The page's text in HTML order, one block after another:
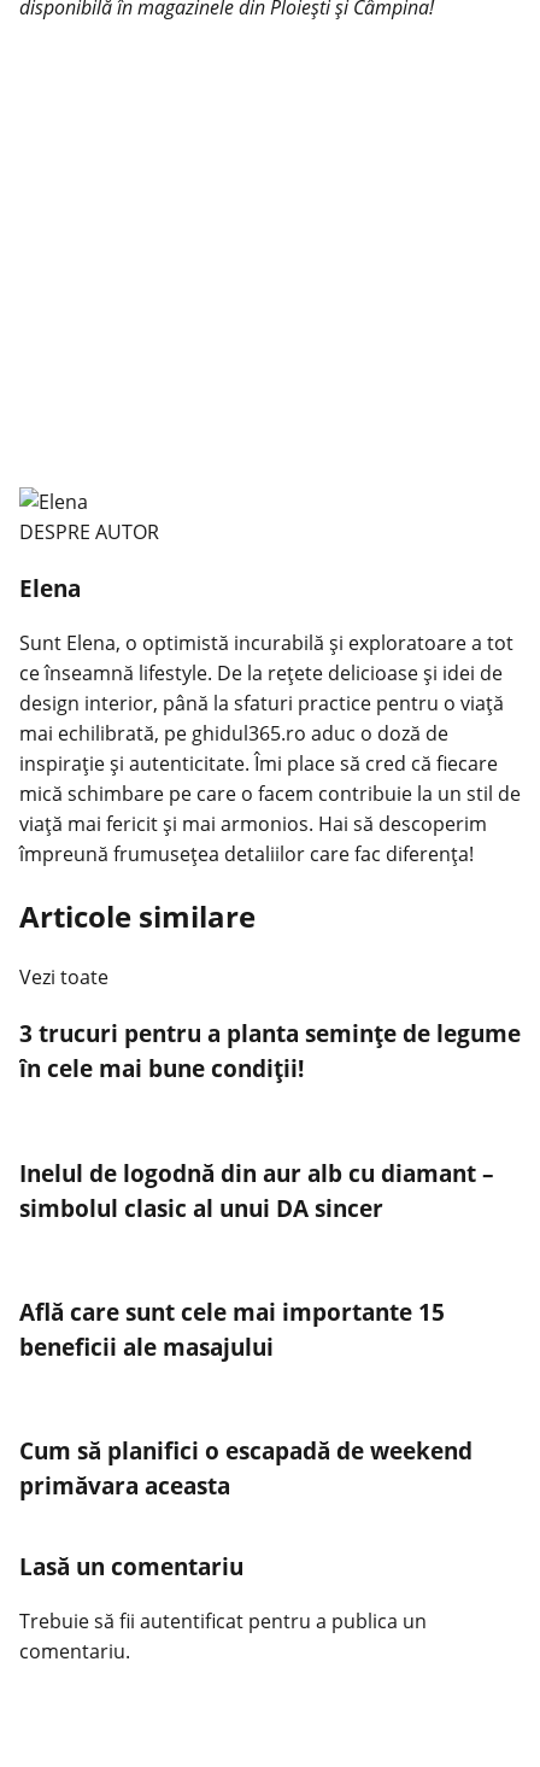
disponibilă în magazinele din Ploiești și Câmpina!
DESPRE AUTOR
Elena
Sunt Elena, o optimistă incurabilă și exploratoare a tot
ce înseamnă lifestyle. De la rețete delicioase și idei de
design interior, până la sfaturi practice pentru o viață
mai echilibrată, pe ghidul365.ro aduc o doză de
inspirație și autenticitate. Îmi place să cred că fiecare
mică schimbare pe care o facem contribuie la un stil de
viață mai fericit și mai armonios. Hai să descoperim
împreună frumusețea detaliilor care fac diferența!
Articole similare
Vezi toate
3 trucuri pentru a planta semințe de legume
în cele mai bune condiții!
Inelul de logodnă din aur alb cu diamant –
simbolul clasic al unui DA sincer
Află care sunt cele mai importante 15
beneficii ale masajului
Cum să planifici o escapadă de weekend
primăvara aceasta
Lasă un comentariu
Trebuie să fii autentificat pentru a publica un
comentariu.